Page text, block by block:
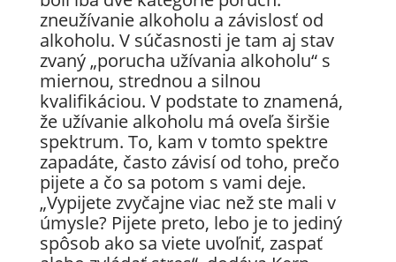
zneužívanie alkoholu a závislosť od
alkoholu. V súčasnosti je tam aj stav
zvaný „porucha užívania alkoholu“ s
miernou, strednou a silnou
kvalifikáciou. V podstate to znamená,
že užívanie alkoholu má oveľa širšie
spektrum. To, kam v tomto spektre
zapadáte, často závisí od toho, prečo
pijete a čo sa potom s vami deje.
„Vypijete zvyčajne viac než ste mali v
úmysle? Pijete preto, lebo je to jediný
spôsob ako sa viete uvoľniť, zaspať